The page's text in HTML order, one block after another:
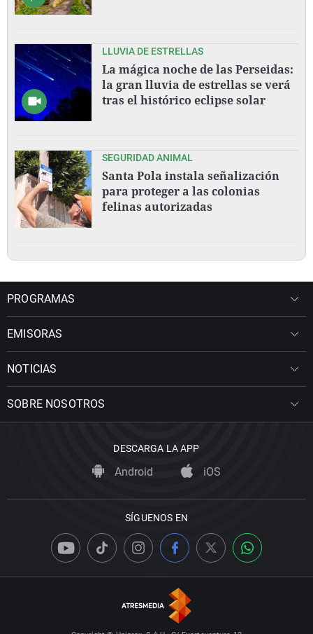
LLUVIA DE ESTRELLAS
La mágica noche de las Perseidas:
la gran lluvia de estrellas se verá
tras el histórico eclipse solar
SEGURIDAD ANIMAL
Santa Pola instala señalización
para proteger a las colonias
felinas autorizadas
PROGRAMAS
EMISORAS
NOTICIAS
SOBRE NOSOTROS
DESCARGA LA APP
Android iOS
SÍGUENOS EN